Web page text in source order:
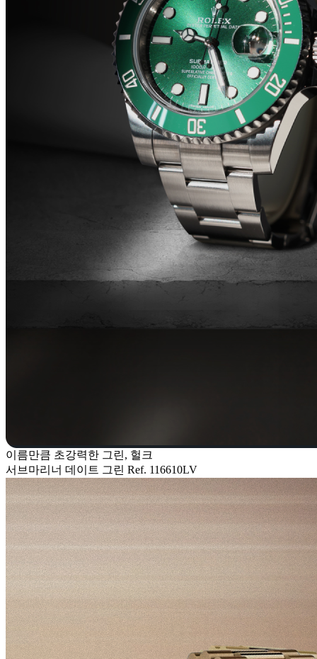
이름만큼 초강력한 그린, 헐크
서브마리너 데이트 그린 Ref. 116610LV